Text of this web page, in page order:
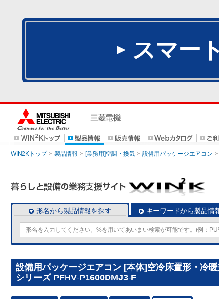
スマー
WIN2Kトップ 製品情報 [業務用]空調・換気 設備用パッケージエアコン
形名から製品情報を探す キーワードから製品情
設備用パッケージエアコン [本体]空冷床置形・冷
シリーズ PFHV-P1600DMJ3-F